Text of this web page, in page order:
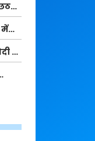
में
ने